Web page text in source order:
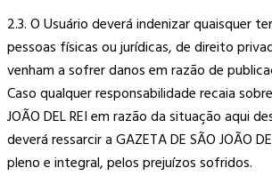
2.3. O Usuário deverá indenizar quaisquer
pessoas físicas ou jurídicas, de direito
venham a sofrer danos em razão de
Caso qualquer responsabilidade recaia
JOÃO DEL REI em razão da situação aqui
deverá ressarcir a GAZETA DE SÃO JOÃO
pleno e integral, pelos prejuízos sofridos.